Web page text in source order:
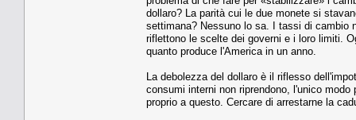
dollaro? La parità cui le due monete si
settimana? Nessuno lo sa. I tassi di cambio
riflettono le scelte dei governi e i loro limiti.
quanto produce l'America in un anno.
La debolezza del dollaro è il riflesso
consumi interni non riprendono, l'unico
proprio a questo. Cercare di arrestarne la